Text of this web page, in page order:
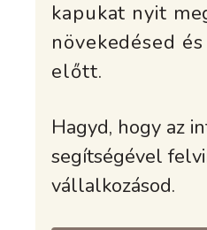
kapukat nyit
növekedésed
előtt.
Hagyd, hogy az
segítségével
vállalkozásod.